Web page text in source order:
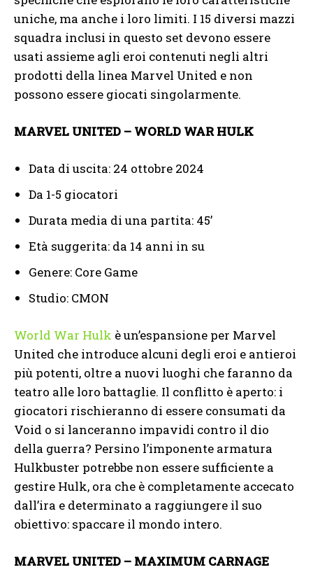
uniche, ma anche i loro limiti. I 15 diversi mazzi
squadra inclusi in questo set devono essere
usati assieme agli eroi contenuti negli altri
prodotti della linea Marvel United e non
possono essere giocati singolarmente.
MARVEL UNITED – WORLD WAR HULK
Data di uscita: 24 ottobre 2024
Da 1-5 giocatori
Durata media di una partita: 45’
Età suggerita: da 14 anni in su
Genere: Core Game
Studio: CMON
World War Hulk è un’espansione per Marvel
United che introduce alcuni degli eroi e antieroi
più potenti, oltre a nuovi luoghi che faranno da
teatro alle loro battaglie. Il conflitto è aperto: i
giocatori rischieranno di essere consumati da
Void o si lanceranno impavidi contro il dio
della guerra? Persino l’imponente armatura
Hulkbuster potrebbe non essere sufficiente a
gestire Hulk, ora che è completamente accecato
dall’ira e determinato a raggiungere il suo
obiettivo: spaccare il mondo intero.
MARVEL UNITED – MAXIMUM CARNAGE